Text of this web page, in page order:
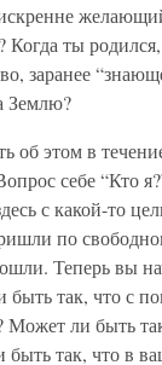
ты
заранее
Землю?
об этом в
себе “Кто
с какой-то
по
Теперь вы
быть так, что с
Может ли быть
так, что в